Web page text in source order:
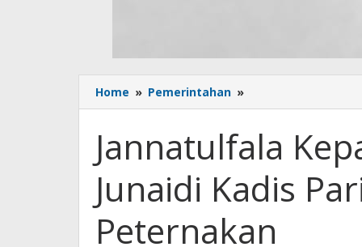
Home » Pemerintahan »
Kepala
Rosmin
Junaidi
Kadis
Pariwisata,
Junaidi
Jannatulfala
Junaidi Kadis
Peternakan